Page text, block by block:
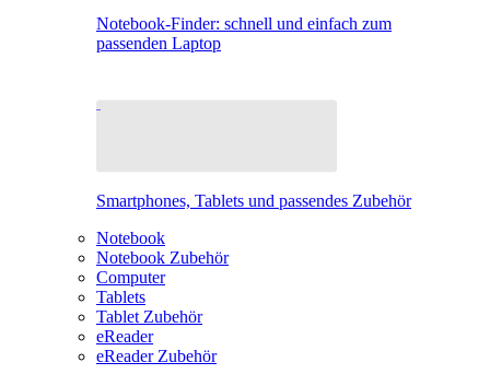
Notebook-Finder: schnell und einfach zum
passenden Laptop
Smartphones, Tablets und passendes Zubehör
Notebook
Notebook Zubehör
Computer
Tablets
Tablet Zubehör
eReader
eReader Zubehör